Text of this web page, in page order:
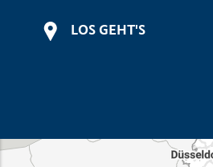
LOS GEHT'S